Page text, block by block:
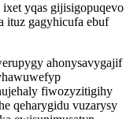
yqas gijisigopuqevo
ituz gagyhicufa ebuf
ahonysavygajif
fiwozyzitigihy
qeharygidu vuzarysy